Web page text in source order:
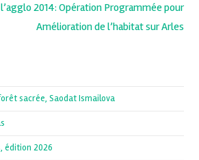
2014: Opération Programmée pour
Amélioration de l’habitat sur Arles
sacrée, Saodat Ismailova
édition 2026